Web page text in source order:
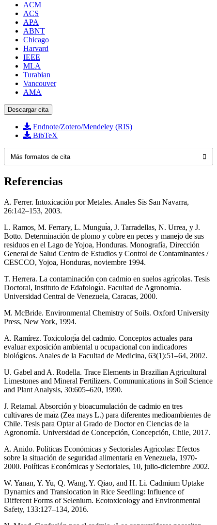
ACM
ACS
APA
ABNT
Chicago
Harvard
IEEE
MLA
Turabian
Vancouver
AMA
Descargar cita
Endnote/Zotero/Mendeley (RIS)
BibTeX
Más formatos de cita
Referencias
A. Ferrer. Intoxicación por Metales. Anales Sis San Navarra,
26:142–153, 2003.
L. Ramos, M. Ferrary, L. Munguı́a, J. Tarradellas, N. Urrea, y J.
Botto. Determinación de plomo y cobre en peces y manejo de sus
residuos en el Lago de Yojoa, Honduras. Monografía, Dirección
General de Salud Centro de Estudios y Control de Contaminantes /
CESCCO, Yojoa, Honduras, noviembre 1994.
T. Herrera. La contaminación con cadmio en suelos agrı́colas. Tesis
Doctoral, Instituto de Edafologı́a. Facultad de Agronomı́a.
Universidad Central de Venezuela, Caracas, 2000.
M. McBride. Environmental Chemistry of Soils. Oxford University
Press, New York, 1994.
A. Ramírez. Toxicologı́a del cadmio. Conceptos actuales para
evaluar exposición ambiental u ocupacional con indicadores
biológicos. Anales de la Facultad de Medicina, 63(1):51–64, 2002.
U. Gabel and A. Rodella. Trace Elements in Brazilian Agricultural
Limestones and Mineral Fertilizers. Communications in Soil Science
and Plant Analysis, 30:605–620, 1990.
J. Retamal. Absorción y bioacumulación de cadmio en tres
cultivares de maı́z (Zea mays L.) para diferentes medioambientes de
Chile. Tesis para Optar al Grado de Doctor en Ciencias de la
Agronomía. Universidad de Concepción, Concepción, Chile, 2017.
A. Anido. Políticas Económicas y Sectoriales Agrı́colas: Efectos
sobre la situación de seguridad alimentaria en Venezuela, 1970-
2000. Políticas Económicas y Sectoriales, 10, julio-diciembre 2002.
W. Yanan, Y. Yu, Q. Wang, Y. Qiao, and H. Li. Cadmium Uptake
Dynamics and Translocation in Rice Seedling: Influence of
Different Forms of Selenium. Ecotoxicology and Environmental
Safety, 133:127–134, 2016.